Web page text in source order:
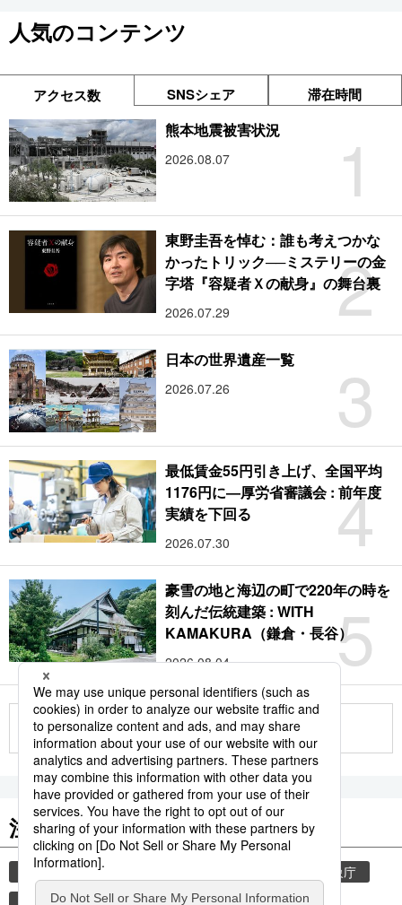
人気のコンテンツ
アクセス数 SNSシェア 滞在時間
1
熊本地震被害状況
2026.08.07
2
東野圭吾を悼む：誰も考えつかな
かったトリック──ミステリーの金
字塔『容疑者Ｘの献身』の舞台裏
2026.07.29
3
日本の世界遺産一覧
2026.07.26
4
最低賃金55円引き上げ、全国平均
1176円に―厚労省審議会 : 前年度
実績を下回る
2026.07.30
5
豪雪の地と海辺の町で220年の時を
刻んだ伝統建築 : WITH
KAMAKURA（鎌倉・長谷）
2026.08.04
もっと見る
注目のキーワード
共同通信ニュース
気象庁